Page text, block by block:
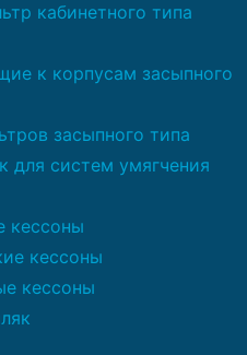
кабинетного типа
к корпусам засыпного
засыпного типа
для систем умягчения
кессоны
кессоны
кессоны